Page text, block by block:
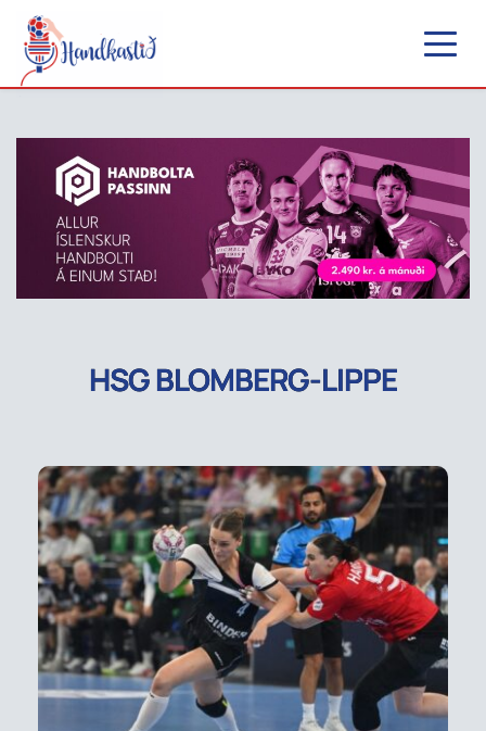
HSG BLOMBERG-LIPPE